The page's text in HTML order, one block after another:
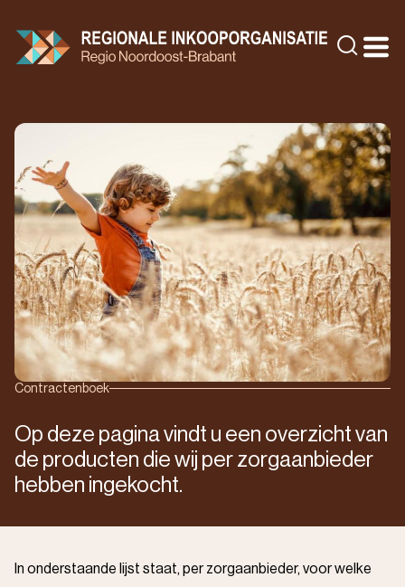
naar
inhoud
Contractenboek
Op deze pagina vindt u een overzicht van
de producten die wij per zorgaanbieder
hebben ingekocht.
In onderstaande lijst staat, per zorgaanbieder, voor welke